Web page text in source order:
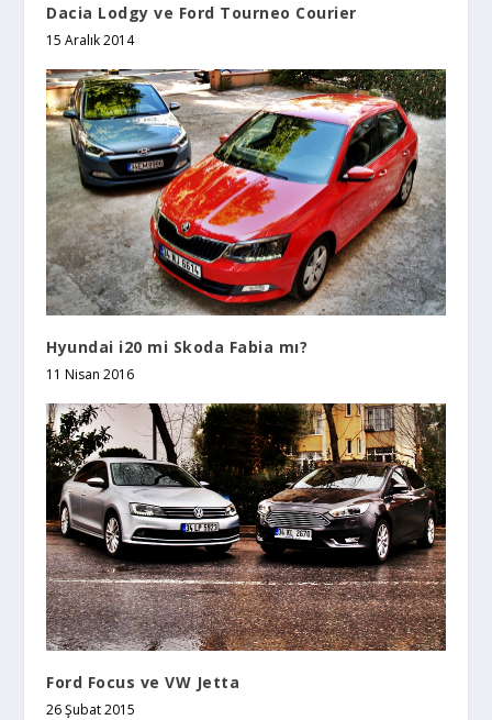
Dacia Lodgy ve Ford Tourneo Courier
15 Aralık 2014
Hyundai i20 mi Skoda Fabia mı?
11 Nisan 2016
Ford Focus ve VW Jetta
26 Şubat 2015